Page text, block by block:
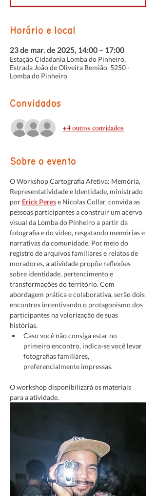
Horário e local
23 de mar. de 2025, 14:00 – 17:00
Estação Cidadania Lomba do Pinheiro,
Estrada João de Oliveira Remião, 5250 -
Lomba do Pinheiro
Convidados
+4 outros convidados
Sobre o evento
O Workshop Cartografia Afetiva: Memória,
Representatividade e Identidade, ministrado
por Erick Peres e Nicolas Collar, convida as
pessoas participantes a construir um acervo
visual da Lomba do Pinheiro a partir da
fotografia e do vídeo, resgatando memórias e
narrativas da comunidade. Por meio do
registro de arquivos familiares e relatos de
moradores, a atividade propõe reflexões
sobre identidade, pertencimento e
transformações do território. Com
abordagem prática e colaborativa, serão dois
encontros incentivando o protagonismo dos
participantes na valorização de suas
histórias.
Caso você não consiga estar no
primeiro encontro, indica-se você levar
fotografias familiares,
preferencialmente impressas.
O workshop disponibilizará os materiais
para a atividade.